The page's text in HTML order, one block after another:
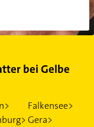
bei Gelbe
Falkensee>
Gera>